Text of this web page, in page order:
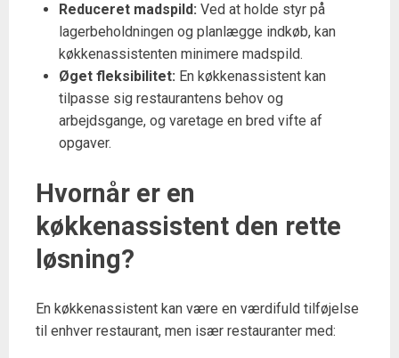
Reduceret madspild: Ved at holde styr på
lagerbeholdningen og planlægge indkøb, kan
køkkenassistenten minimere madspild.
Øget fleksibilitet: En køkkenassistent kan
tilpasse sig restaurantens behov og
arbejdsgange, og varetage en bred vifte af
opgaver.
Hvornår er en
køkkenassistent den rette
løsning?
En køkkenassistent kan være en værdifuld tilføjelse
til enhver restaurant, men især restauranter med: